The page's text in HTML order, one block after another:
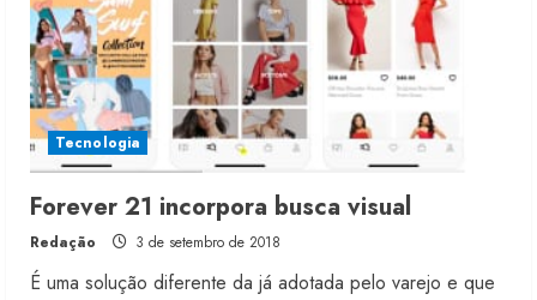
Tecnologia
Forever 21 incorpora busca visual
Redação 3 de setembro de 2018
É uma solução diferente da já adotada pelo varejo e que